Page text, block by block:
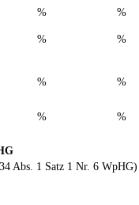
%
%
% %
% %
% %
Abs. 1 Satz 1 Nr. 6 WpHG)